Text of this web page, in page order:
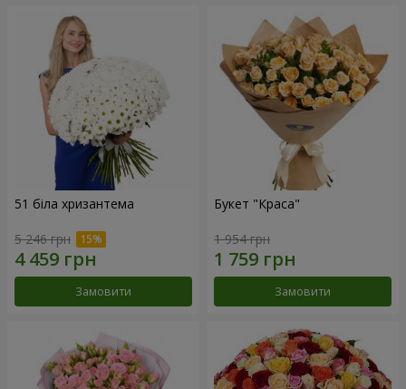
51 біла хризантема
5 246 грн
Замовити
Букет "Краса"
1 954 грн
Замовити